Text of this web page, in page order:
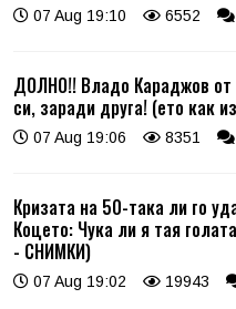
07 Aug 19:10 6552
ДОЛНО!! Владо Караджов от
си, заради друга! (ето как
07 Aug 19:06 8351
Кризата на 50-така ли го
Коцето: Чука ли я тая
- СНИМКИ)
07 Aug 19:02 19943